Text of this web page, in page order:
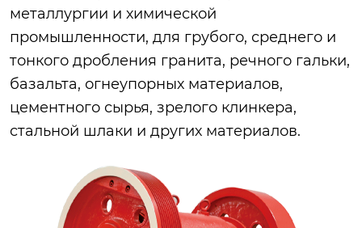
металлургии и химической
промышленности, для грубого, среднего и
тонкого дробления гранита, речного гальки,
базальта, огнеупорных материалов,
цементного сырья, зрелого клинкера,
стальной шлаки и других материалов.